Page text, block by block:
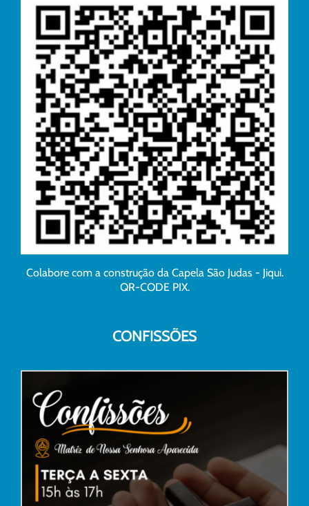
Colabore com a construção da Capela São Judas - Jiqui.
QR-CODE PIX.
CONFISSÕES